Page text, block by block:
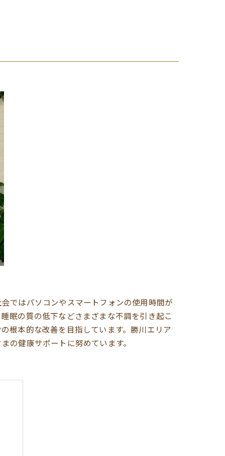
ではパソコンやスマートフォンの使用時間が
眠の質の低下などさまざまな不調を引き起こ
根本的な改善を目指しています。勝川エリア
の健康サポートに努めています。